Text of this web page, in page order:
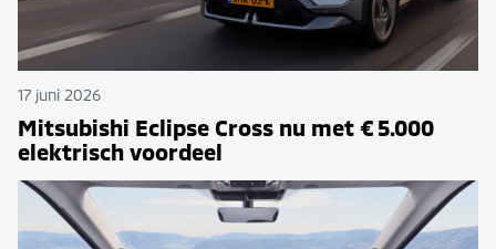
17 juni 2026
Mitsubishi Eclipse Cross nu met € 5.000
elektrisch voordeel